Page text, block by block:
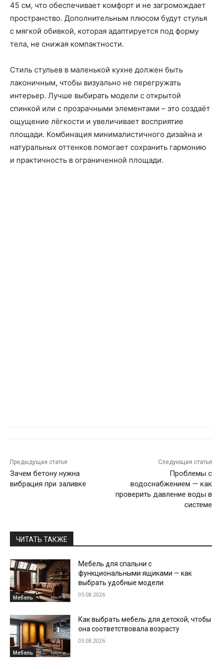
45 см, что обеспечивает комфорт и не загромождает
пространство. Дополнительным плюсом будут стулья
с мягкой обивкой, которая адаптируется под форму
тела, не снижая компактности.
Стиль стульев в маленькой кухне должен быть
лаконичным, чтобы визуально не перегружать
интерьер. Лучше выбирать модели с открытой
спинкой или с прозрачными элементами – это создаёт
ощущение лёгкости и увеличивает восприятие
площади. Комбинация минималистичного дизайна и
натуральных оттенков помогает сохранить гармонию
и практичность в ограниченной площади.
Предыдущая статья
Зачем бетону нужна
вибрация при заливке
Следующая статья
Проблемы с
водоснабжением — как
проверить давление воды в
системе
ЧИТАТЬ ТАКЖЕ
Мебель
Мебель для спальни с
функциональными ящиками — как
выбрать удобные модели
05.08.2026
Мебель
Как выбрать мебель для детской, чтобы
она соответствовала возрасту
03.08.2026